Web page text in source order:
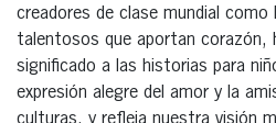
creadores de clase mundial
talentosos que aportan corazón,
significado a las historias para
expresión alegre del amor y la
culturas, y refleja nuestra visión